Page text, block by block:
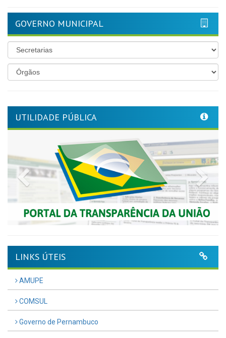
GOVERNO MUNICIPAL
UTILIDADE PÚBLICA
Previous
LINKS ÚTEIS
AMUPE
COMSUL
Governo de Pernambuco